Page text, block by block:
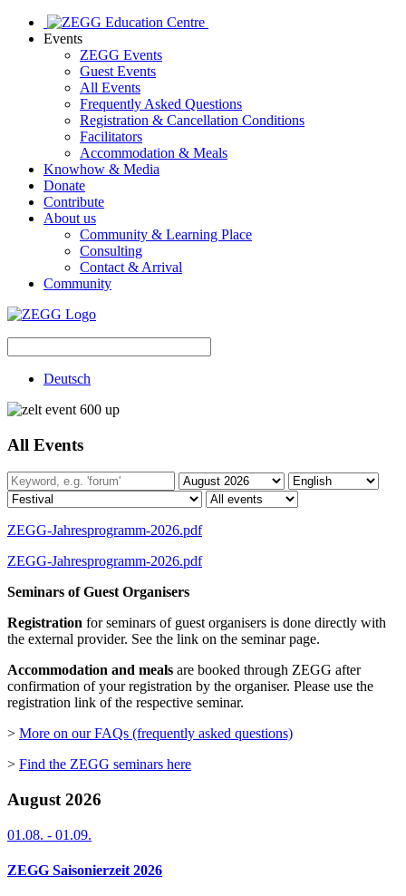
Events
ZEGG Events
Guest Events
All Events
Frequently Asked Questions
Registration & Cancellation Conditions
Facilitators
Accommodation & Meals
Knowhow & Media
Donate
Contribute
About us
Community & Learning Place
Consulting
Contact & Arrival
Community
Deutsch
All Events
ZEGG-Jahresprogramm-2026.pdf
ZEGG-Jahresprogramm-2026.pdf
Seminars of Guest Organisers
Registration for seminars of guest organisers is done directly with
the external provider. See the link on the seminar page.
Accommodation and meals are booked through ZEGG after
confirmation of your registration by the organiser. Please use the
registration link of the respective seminar.
> More on our FAQs (frequently asked questions)
> Find the ZEGG seminars here
August 2026
01.08. - 01.09.
ZEGG Saisonierzeit 2026